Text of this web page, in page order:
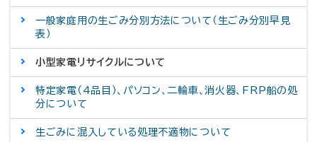
一般家庭用の生ごみ分別方法について（生ごみ分別早見
表）
小型家電リサイクルについて
特定家電（4品目）、パソコン、二輪車、消火器、FRP船の処
分について
生ごみに混入している処理不適物について